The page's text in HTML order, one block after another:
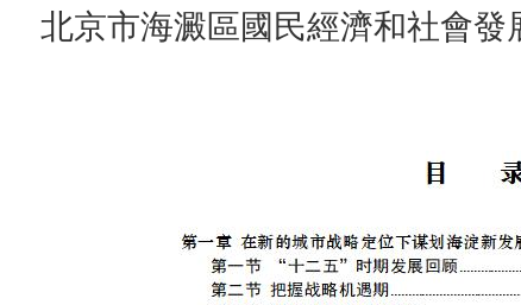
北京市海澱區國民經濟和社會